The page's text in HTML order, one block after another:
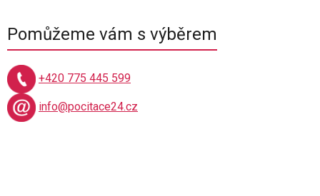
Pomůžeme vám s výběrem
+420 775 445 599
info@pocitace24.cz